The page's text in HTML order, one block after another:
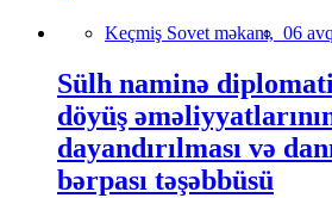
Keçmiş Sovet məkanı, 06
Sülh naminə
döyüş
dayandırılması və
bərpası təşəbbüsü